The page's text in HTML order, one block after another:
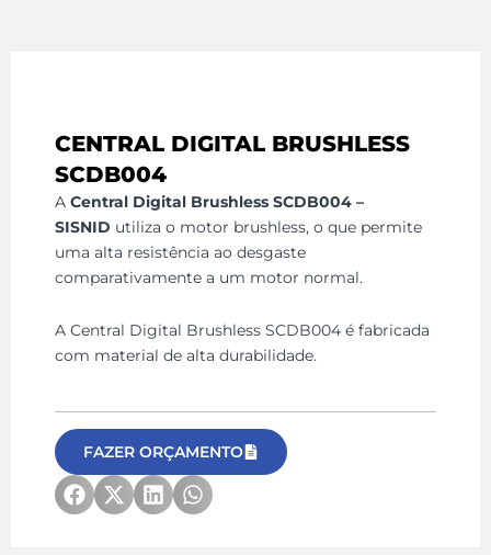
CENTRAL DIGITAL BRUSHLESS
SCDB004
A Central Digital Brushless SCDB004 –
SISNID utiliza o motor brushless, o que permite
uma alta resistência ao desgaste
comparativamente a um motor normal.
A Central Digital Brushless SCDB004 é fabricada
com material de alta durabilidade.
FAZER ORÇAMENTO